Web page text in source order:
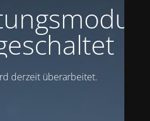
derzeit überarbeitet.